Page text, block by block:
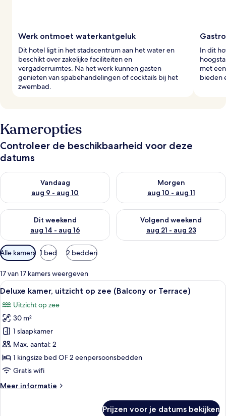
Werk ontmoet waterkantgeluk
Dit hotel ligt in het stadscentrum aan het water en
beschikt over zakelijke faciliteiten en
vergaderruimtes. Na het werk kunnen gasten
genieten van spabehandelingen of cocktails bij het
zwembad.
In dit
met
bieden
Kameropties
Controleer de beschikbaarheid voor deze
datums
Vandaag
aug 9 - aug 10
De beschikbaarheid controleren voor vanavond aug 9 - aug
Morgen
aug 10 - aug 11
De beschikbaarheid
Dit weekend
aug 14 - aug 16
De beschikbaarheid controleren voor dit weekend aug 14 -
Volgend weekend
aug 21 - aug 23
De beschikbaarheid
Beschikbare
filters
voor
kamers
Alle kamers 1 bed 2 bedden
17 van 17 kamers weergeven
Alle
foto's
voor
Deluxe
kamer,
uitzicht
op
zee
or
Een slaapkamer met een groot bed,
10
Deluxe kamer, uitzicht op zee (Balcony or Terrace)
Uitzicht op zee
30 m²
1 slaapkamer
Max. aantal: 2
1 kingsize bed OF 2 eenpersoonsbedden
Gratis wifi
Meer informatie
Meer
Prijzen voor je datums bekijken